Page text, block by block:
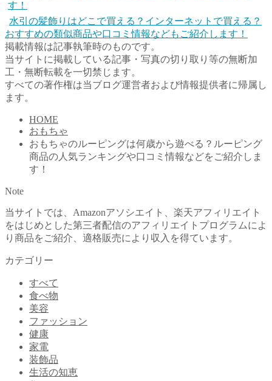
水引の髪飾りはどこで買える？インターネットで買える？
おすすめの類似商品や口コミ情報などもご紹介します！
掲載情報は記事執筆時のものです。
当サイトに掲載している記事・写真の切り取り等の無断加
工・無断転載を一切禁じます。
すべての著作権は当ブログ運営者および情報提供者に帰属し
ます。
HOME
おもちゃ
おもちゃのルーピングは何歳から遊べる？ルーピング
商品の人気ランキングや口コミ情報などをご紹介しま
す！
Note
当サイトでは、Amazonアソシエイト、楽天アフィリエイト
をはじめとした第三者配信のアフィリエイトプログラムによ
り商品をご紹介、適格販売により収入を得ています。
カテゴリー
すべて
食べ物
美容
ファッション
健康
家電
装飾品
生活の知恵